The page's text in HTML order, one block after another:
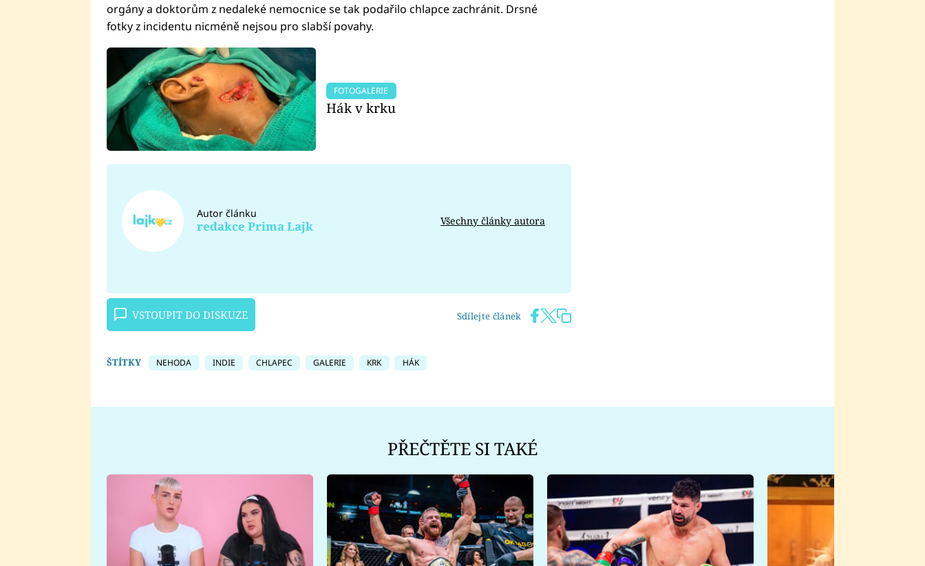
orgány a doktorům z nedaleké nemocnice se tak podařilo chlapce zachránit. Drsné
fotky z incidentu nicméně nejsou pro slabší povahy.
FOTOGALERIE
Hák v krku
Autor článku
redakce Prima Lajk Všechny články autora
VSTOUPIT DO DISKUZE Sdílejte článek
ŠTÍTKY NEHODA INDIE CHLAPEC GALERIE KRK HÁK
PŘEČTĚTE SI TAKÉ